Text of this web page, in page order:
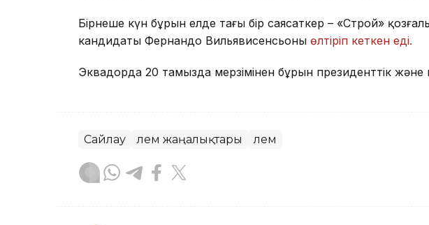
Бірнеше күн бұрын елде тағы бір саясаткер – «Строй»
кандидаты Фернандо Вильявисенсьоны өлтіріп кеткен еді.
Эквадорда 20 тамызда мерзімінен бұрын президенттік және
Сайлау Әлем жаңалықтары Әлем